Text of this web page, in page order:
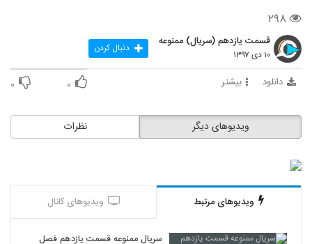
۲۹۸
قسمت یازدهم (سریال) ممنوعه
۱۰ دی ۱۳۹۷ دنبال کردن
دانلود بیشتر ۰ ۰
نظرات ویدیوهای دیگر
ویدیوهای مرتبط ویدیوهای کانال
سریال ممنوعه قسمت یازدهم فصل